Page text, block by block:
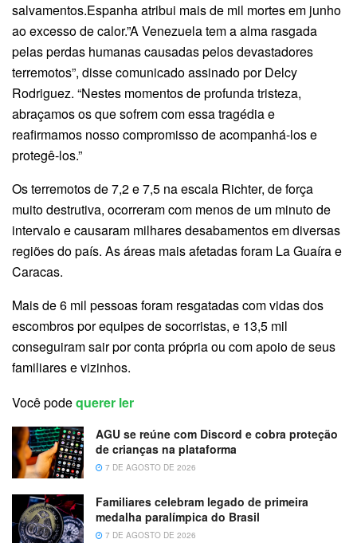
salvamentos.Espanha atribui mais de mil mortes em junho
ao excesso de calor.”A Venezuela tem a alma rasgada
pelas perdas humanas causadas pelos devastadores
terremotos”, disse comunicado assinado por Delcy
Rodriguez. “Nestes momentos de profunda tristeza,
abraçamos os que sofrem com essa tragédia e
reafirmamos nosso compromisso de acompanhá-los e
protegê-los.”
Os terremotos de 7,2 e 7,5 na escala Richter, de força
muito destrutiva, ocorreram com menos de um minuto de
intervalo e causaram milhares desabamentos em diversas
regiões do país. As áreas mais afetadas foram La Guaíra e
Caracas.
Mais de 6 mil pessoas foram resgatadas com vidas dos
escombros por equipes de socorristas, e 13,5 mil
conseguiram sair por conta própria ou com apoio de seus
familiares e vizinhos.
Você podequerer ler
AGU se reúne com Discord e cobra proteção
de crianças na plataforma
7 DE AGOSTO DE 2026
Familiares celebram legado de primeira
medalha paralímpica do Brasil
7 DE AGOSTO DE 2026